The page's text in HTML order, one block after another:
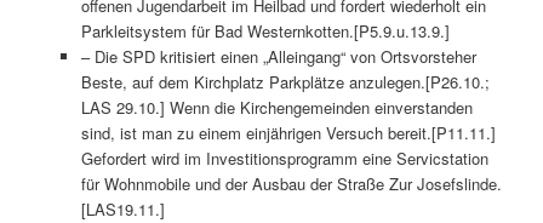
offenen Jugendarbeit im Heilbad und fordert wiederholt ein
Parkleitsystem für Bad Westernkotten.[P5.9.u.13.9.]
– Die SPD kritisiert einen „Alleingang“ von Ortsvorsteher
Beste, auf dem Kirchplatz Parkplätze anzulegen.[P26.10.;
LAS 29.10.] Wenn die Kirchengemeinden einverstanden
sind, ist man zu einem einjährigen Versuch bereit.[P11.11.]
Gefordert wird im Investitionsprogramm eine Servicstation
für Wohnmobile und der Ausbau der Straße Zur Josefslinde.
[LAS19.11.]